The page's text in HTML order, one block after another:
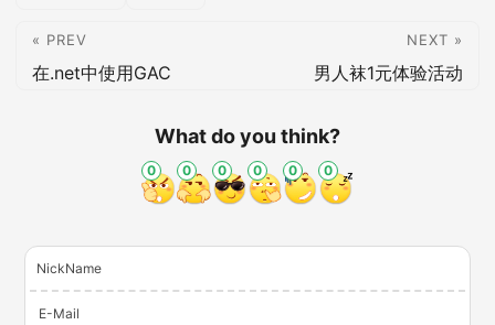
« PREV
在.net中使用GAC
NEXT »
男人袜1元体验活动
What do you think?
0 0 0 0 0 0
NickName
E-Mail